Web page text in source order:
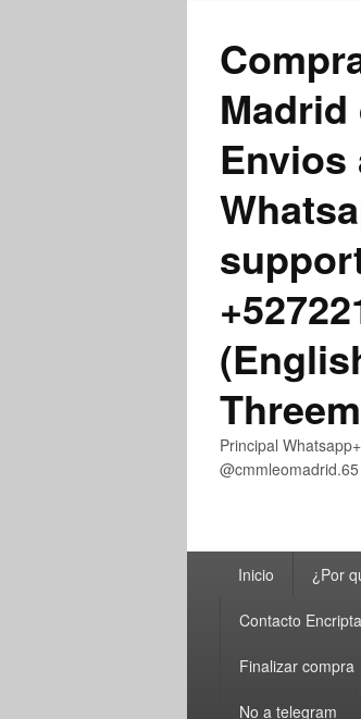
Envios
Principal
principalInicio ¿Por
Contacto
Finalizar compra
No a telegram